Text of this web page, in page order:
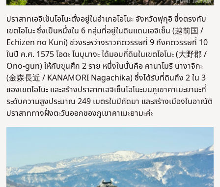
ปราสาทเอจิเซ็นโอโนะตั้งอยู่ในอำเภอโอโนะ จังหวัดฟุกุอิ ซึ่งตรงกับ
เขตโอโนะ ซึ่งเป็นหนึ่งใน 6 กลุ่มที่อยู่ในดินแดนเอจิเซ็น (越前国 /
Echizen no Kuni) ช่วงระหว่างราวศตวรรษที่ 9 ถึงศตวรรษที่ 10
ในปี ค.ศ. 1575 โอดะ โนบุนางะ ได้มอบที่ดินในเขตโอโนะ (大野郡 /
Ono-gun) ให้กับขุนศึก 2 ราย หนึ่งในนั้นคือ คานาโมริ นางาจิกะ
(金森長近 / KANAMORI Nagachika) ซึ่งได้รับที่ดินถึง 2 ใน 3
ของเขตโอโนะ และสร้างปราสาทเอจิเซ็นโอโนะบนภูเขาคาเมะยามะที่
ระดับความสูงประมาณ 249 เมตรในปีถัดมา และสร้างเมืองในอาณัติ
ปราสาททางฝั่งตะวันออกของภูเขาคาเมะยามะค่ะ